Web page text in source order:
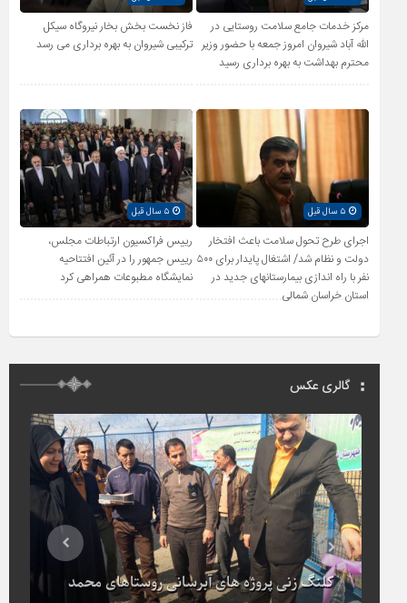
مرکز خدمات جامع سلامت روستایی در
الله آباد شیروان امروز جمعه با حضور وزیر
محترم بهداشت به بهره برداری رسید
فاز نخست بخش بخار نیروگاه سیکل
ترکیبی شیروان به بهره برداری می رسد
۵ سال قبل
اجرای طرح تحول سلامت باعث افتخار
دولت و نظام شد/ اشتغال پایدار برای ۵۰۰
نفر با راه اندازی بیمارستانهای جدید در
استان خراسان شمالی
۵ سال قبل
رییس فراکسیون ارتباطات مجلس،
رییس جمهور را در آئین افتتاحیه
نمایشگاه مطبوعات همراهی کرد
گالری عکس
۵ سال قبل
کلنگ زنی پروژه های آبرسانی روستاهای محمد